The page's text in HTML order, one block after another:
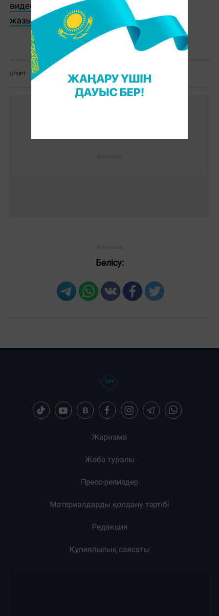
видеоларды көру үшін YouTube арнамызға
жазылыңыз
Massaget.kz
СПОРТ ОЛИМПИАДА
Бөлісу:
Жарнама
Жоба туралы
Пресс-релиздер
Материалдарды қолдану тәртібі
Редакция
Құпиялылық саясаты